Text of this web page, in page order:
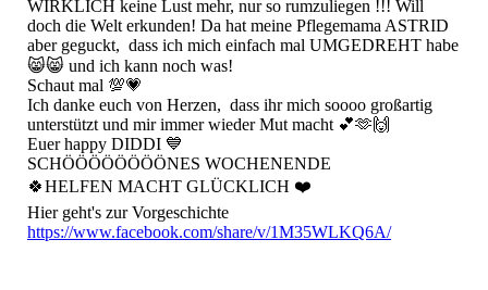
WIRKLICH keine Lust mehr, nur so rumzuliegen !!! Will
doch die Welt erkunden! Da hat meine Pflegemama ASTRID
aber geguckt, dass ich mich einfach mal UMGEDREHT habe
😸😸 und ich kann noch was!
Schaut mal 💯💗
Ich danke euch von Herzen, dass ihr mich soooo großartig
unterstützt und mir immer wieder Mut macht 💕🫶🙌
Euer happy DIDDI 💙
SCHÖÖÖÖÖÖÖÖNES WOCHENENDE
🍀HELFEN MACHT GLÜCKLICH ❤️
Hier geht's zur Vorgeschichte
https://www.facebook.com/share/v/1M35WLKQ6A/